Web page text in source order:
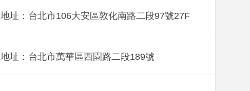
地址：台北市106大安區敦化南路二段97號27F
地址：台北市萬華區西園路二段189號